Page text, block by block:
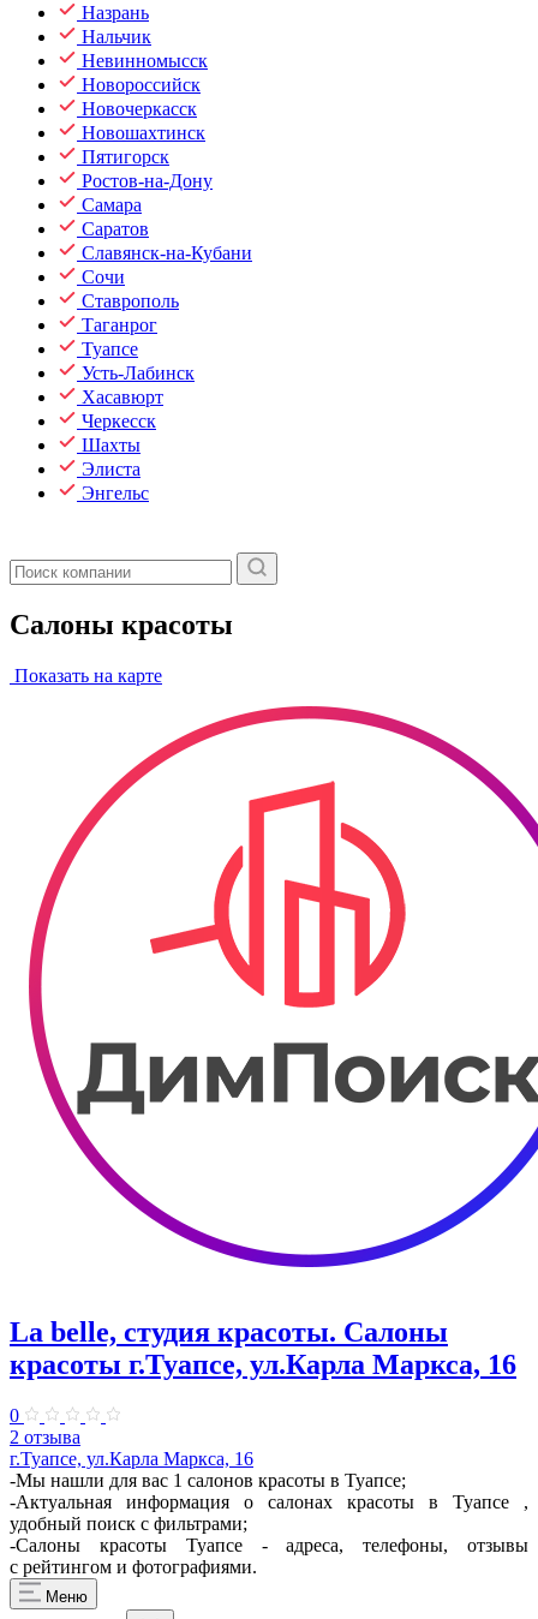
Назрань
Нальчик
Невинномысск
Новороссийск
Новочеркасск
Новошахтинск
Пятигорск
Ростов-на-Дону
Самара
Саратов
Славянск-на-Кубани
Сочи
Ставрополь
Таганрог
Туапсе
Усть-Лабинск
Хасавюрт
Черкесск
Шахты
Элиста
Энгельс
Салоны красоты
Показать на карте
La belle, студия красоты. Салоны
красоты г.Туапсе, ул.Карла Маркса, 16
0
2 отзыва
г.Туапсе, ул.Карла Маркса, 16
-Мы нашли для вас 1 салонов красоты в Туапсе;
-Актуальная информация о салонах красоты в Туапсе ,
удобный поиск с фильтрами;
-Салоны красоты Туапсе - адреса, телефоны, отзывы
с рейтингом и фотографиями.
Меню